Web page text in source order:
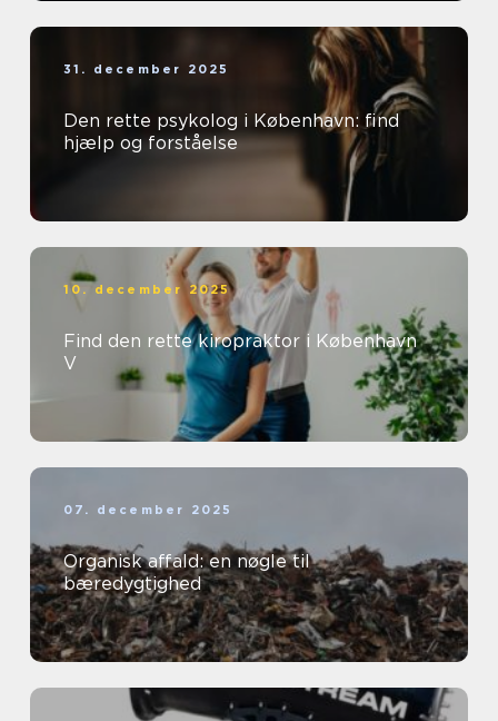
31. december 2025
Den rette psykolog i København: find
hjælp og forståelse
10. december 2025
Find den rette kiropraktor i København
V
07. december 2025
Organisk affald: en nøgle til
bæredygtighed